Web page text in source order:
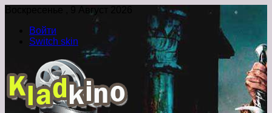
Воскресенье , 9 Август 2026
Войти
Switch skin